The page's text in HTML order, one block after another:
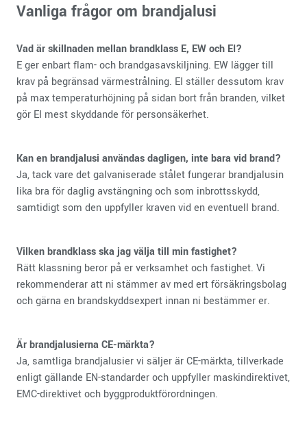
Vanliga frågor om brandjalusi
Vad är skillnaden mellan brandklass E, EW och EI?
E ger enbart flam- och brandgasavskiljning. EW lägger till
krav på begränsad värmestrålning. EI ställer dessutom krav
på max temperaturhöjning på sidan bort från branden, vilket
gör EI mest skyddande för personsäkerhet.
Kan en brandjalusi användas dagligen, inte bara vid brand?
Ja, tack vare det galvaniserade stålet fungerar brandjalusin
lika bra för daglig avstängning och som inbrottsskydd,
samtidigt som den uppfyller kraven vid en eventuell brand.
Vilken brandklass ska jag välja till min fastighet?
Rätt klassning beror på er verksamhet och fastighet. Vi
rekommenderar att ni stämmer av med ert försäkringsbolag
och gärna en brandskyddsexpert innan ni bestämmer er.
Är brandjalusierna CE-märkta?
Ja, samtliga brandjalusier vi säljer är CE-märkta, tillverkade
enligt gällande EN-standarder och uppfyller maskindirektivet,
EMC-direktivet och byggproduktförordningen.